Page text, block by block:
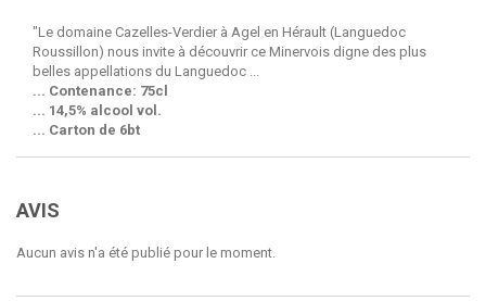
"Le domaine Cazelles-Verdier à Agel en Hérault (Languedoc
Roussillon) nous invite à découvrir ce Minervois digne des plus
belles appellations du Languedoc ...
... Contenance: 75cl
... 14,5% alcool vol.
... Carton de 6bt
AVIS
Aucun avis n'a été publié pour le moment.